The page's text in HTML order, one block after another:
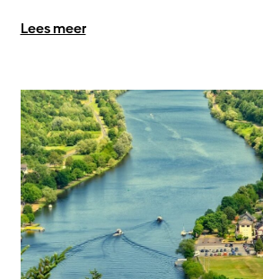
Lees meer